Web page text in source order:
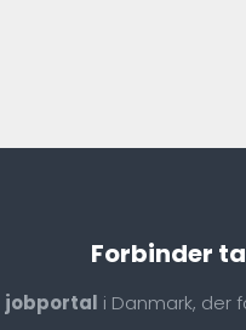
Forbinder
jobportal i Danmark, der